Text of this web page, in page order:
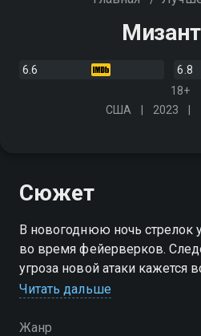
6.6
6.8
18+
США
2023
Сюжет
В новогоднюю ночь стрелок
во время фейерверков.
угроза новой атаки кажется
агент ФБР объединяется с
преступников
Читать дальше
Жанр